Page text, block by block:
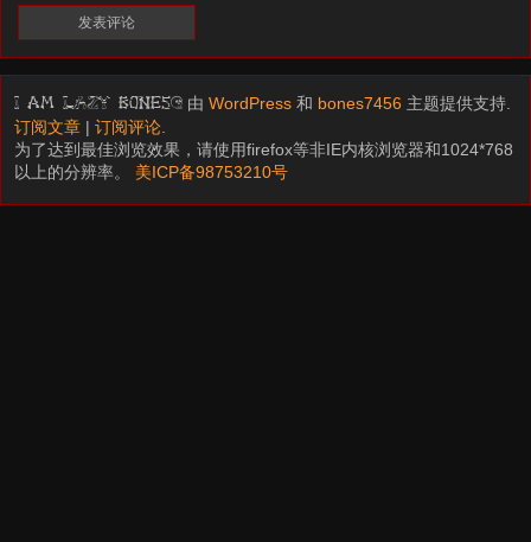
I am LAZY bones? 由WordPress 和 bones7456 主题提供支持.
订阅文章 |订阅评论
为了达到最佳浏览效果，请使用firefox等非IE内核浏览器和1024*768
以上的分辨率。 美ICP备98753210号